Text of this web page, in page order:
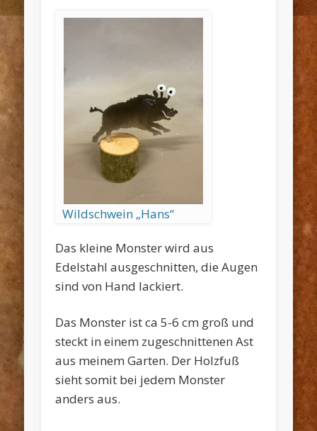
Wildschwein „Hans“
Das kleine Monster wird aus
Edelstahl ausgeschnitten, die Augen
sind von Hand lackiert.
Das Monster ist ca 5-6 cm groß und
steckt in einem zugeschnittenen Ast
aus meinem Garten. Der Holzfuß
sieht somit bei jedem Monster
anders aus.